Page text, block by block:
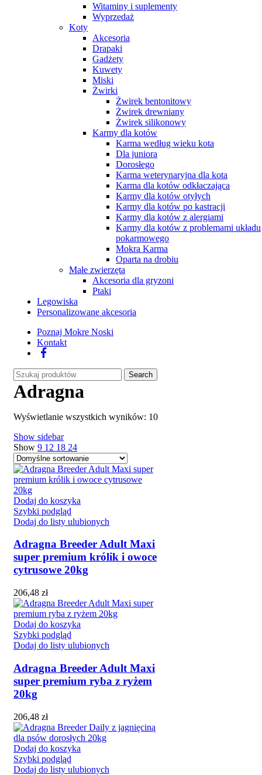
Witaminy i suplementy
Wyprzedaż
Koty
Akcesoria
Drapaki
Gadżety
Kuwety
Miski
Żwirki
Żwirek bentonitowy
Żwirek drewniany
Żwirek silikonowy
Karmy dla kotów
Karma według wieku kota
Dla juniora
Dorosłego
Karma weterynaryjna dla kota
Karma dla kotów odkłaczająca
Karmy dla kotów otyłych
Karmy dla kotów po kastracji
Karmy dla kotów z alergiami
Karmy dla kotów z problemami układu
pokarmowego
Mokra Karma
Oparta na drobiu
Małe zwierzęta
Akcesoria dla gryzoni
Ptaki
Legowiska
Personalizowane akcesoria
Poznaj Mokre Noski
Kontakt
Search
Adragna
Wyświetlanie wszystkich wyników: 10
Show sidebar
Show 9 12 18 24
Dodaj do koszyka
Szybki podgląd
Dodaj do listy ulubionych
Adragna Breeder Adult Maxi
super premium królik i owoce
cytrusowe 20kg
206,48 zł
Dodaj do koszyka
Szybki podgląd
Dodaj do listy ulubionych
Adragna Breeder Adult Maxi
super premium ryba z ryżem
20kg
206,48 zł
Dodaj do koszyka
Szybki podgląd
Dodaj do listy ulubionych